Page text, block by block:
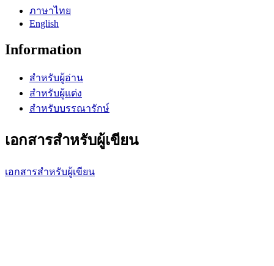
ภาษาไทย
English
Information
สำหรับผู้อ่าน
สำหรับผู้แต่ง
สำหรับบรรณารักษ์
เอกสารสำหรับผู้เขียน
เอกสารสำหรับผู้เขียน